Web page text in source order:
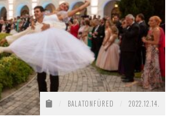
BALATONFÜRED 2022.12.14.